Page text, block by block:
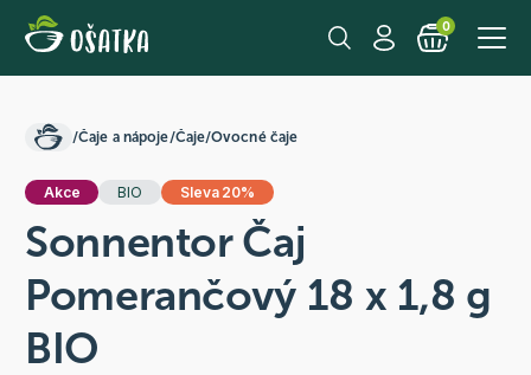
0
/Čaje a nápoje/Čaje/Ovocné čaje
Akce BIO Sleva 20%
Sonnentor Čaj
Pomerančový 18 x 1,8 g
BIO